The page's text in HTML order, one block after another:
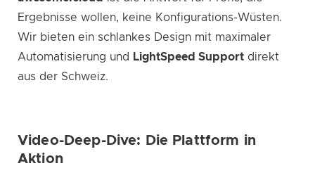
Ergebnisse wollen, keine Konfigurations-Wüsten.
Wir bieten ein schlankes Design mit maximaler
Automatisierung und
LightSpeed Support direkt
aus der Schweiz.
Video-Deep-Dive: Die Plattform in
Aktion